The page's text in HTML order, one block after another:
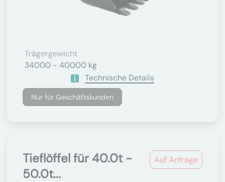
Trägergewicht
34000 - 40000 kg
Technische Details
Nur für Geschäftskunden
Auf Anfrage
Tieflöffel für 40.0t -
50.0t...